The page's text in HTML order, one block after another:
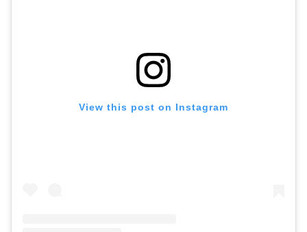
View this post on Instagram